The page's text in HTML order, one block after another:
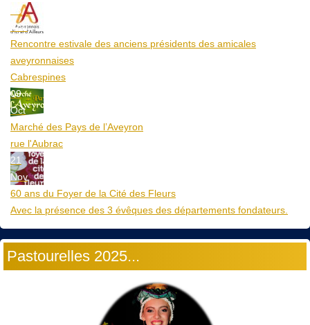
25
Aoû
Rencontre estivale des anciens présidents des amicales
aveyronnaises
Cabrespines
09
Oct
Marché des Pays de l’Aveyron
rue l'Aubrac
21
Nov
60 ans du Foyer de la Cité des Fleurs
Avec la présence des 3 évêques des départements fondateurs.
Pastourelles 2025...